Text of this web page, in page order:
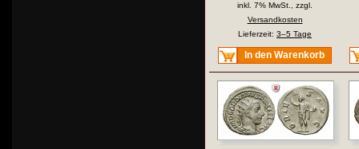
inkl. 7% MwSt., zzgl.
Versandkosten
Lieferzeit: 3–5 Tage
In den Warenkorb